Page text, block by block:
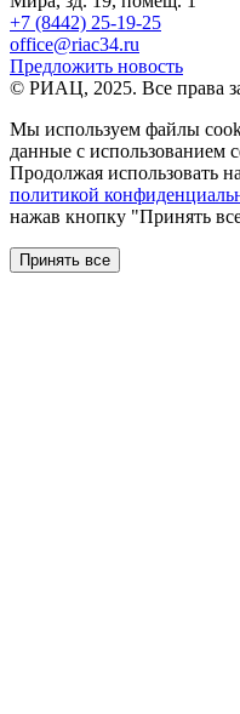
+7 (8442) 25-19-25
office@riac34.ru
Предложить новость
© РИАЦ, 2025. Все права
Мы используем файлы
данные с использованием
Продолжая использовать
политикой
нажав кнопку "Принять
Принять все